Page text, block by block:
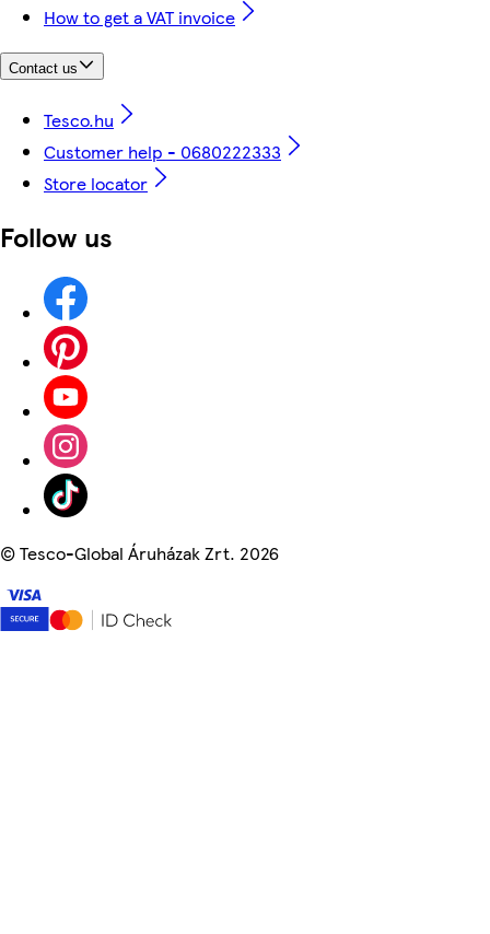
How to get a VAT invoice
Contact us
Tesco.hu
Customer help - 0680222333
Store locator
Follow us
©Tesco-Global Áruházak Zrt. 2026